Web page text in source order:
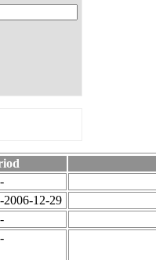
2006-12-29